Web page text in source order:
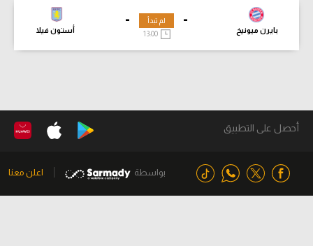
-
بايرن ميونيخ
-
أستون فيلا
لم تبدأ
13:00
أحصل على التطبيق
بواسطة اعلن معنا